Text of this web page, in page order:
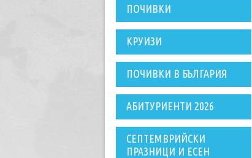
ПОЧИВКИ
КРУИЗИ
ПОЧИВКИ В БЪЛГАРИЯ
АБИТУРИЕНТИ 2026
СЕПТЕМВРИЙСКИ
ПРАЗНИЦИ И ЕСЕН